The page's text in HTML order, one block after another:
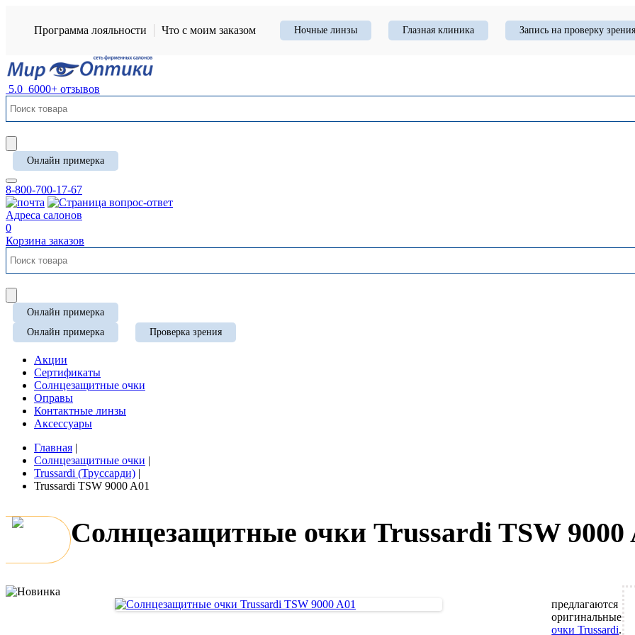
Программа лояльности Что с моим заказом Ночные линзы Глазная клиника Запись на проверку зрения
5.0 6000+ отзывов
Онлайн примерка
8-800-700-17-67
Адреса салонов
0
Корзина заказов
Онлайн примерка
Онлайн примерка
Проверка зрения
Акции
Сертификаты
Солнцезащитные очки
Оправы
Контактные линзы
Аксессуары
Главная |
Солнцезащитные очки |
Trussardi (Труссарди) |
Trussardi TSW 9000 A01
Солнцезащитные очки Trussardi TSW 9000
предлагаются
оригинальные
очки Trussardi.